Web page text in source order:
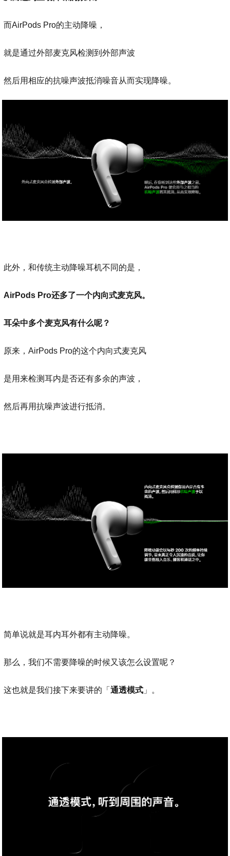
而AirPods Pro的主动降噪，
就是通过外部麦克风检测到外部声波
然后用相应的抗噪声波抵消噪音从而实现降噪。
此外，和传统主动降噪耳机不同的是，
AirPods Pro还多了一个内向式麦克风。
耳朵中多个麦克风有什么呢？
原来，AirPods Pro的这个内向式麦克风
是用来检测耳内是否还有多余的声波，
然后再用抗噪声波进行抵消。
简单说就是耳内耳外都有主动降噪。
那么，我们不需要降噪的时候又该怎么设置呢？
这也就是我们接下来要讲的「通透模式 」。